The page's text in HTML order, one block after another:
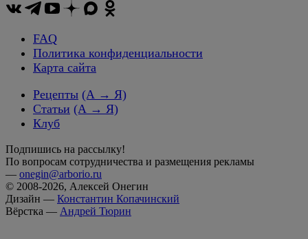
FAQ
Политика конфиденциальности
Карта сайта
Рецепты (А → Я)
Статьи (А → Я)
Клуб
Подпишись на рассылку!
По вопросам сотрудничества и размещения рекламы
— onegin@arborio.ru
© 2008-2026, Алексей Онегин
Дизайн — Константин Копачинский
Вёрстка — Андрей Тюрин